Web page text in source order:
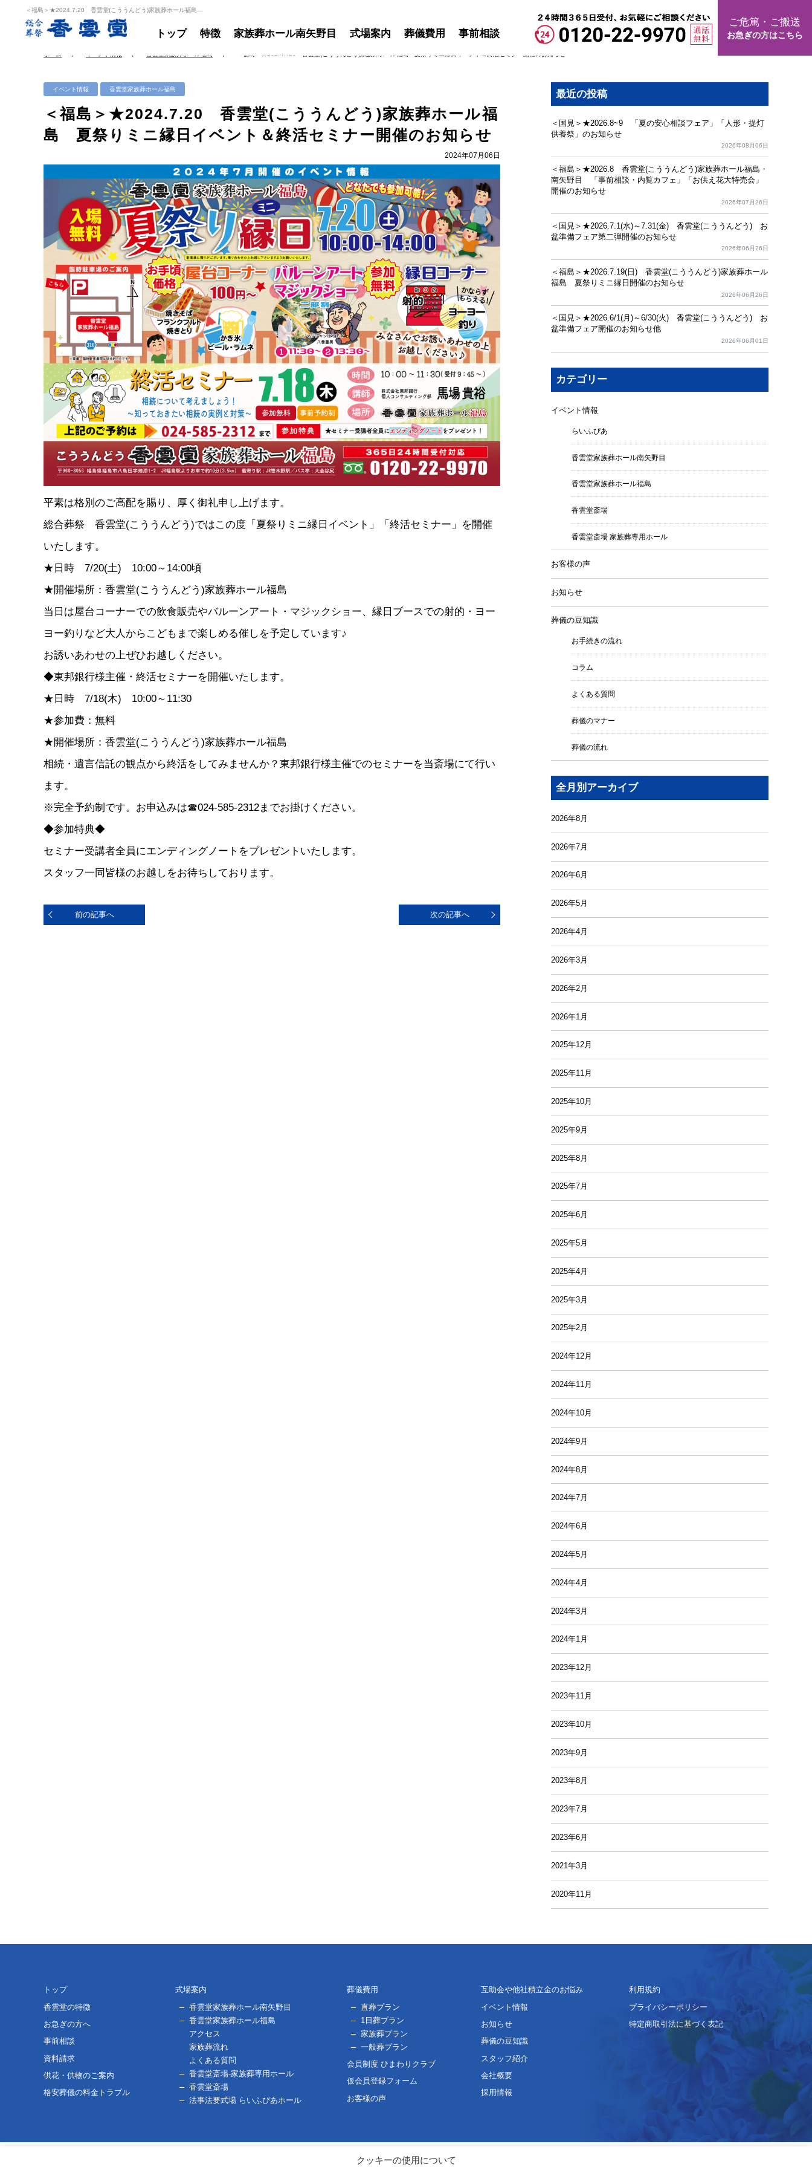
トップ 特徴 家族葬ホール南矢野目 式場案内 葬儀費用 事前相談
ご危篤・ご搬送
お急ぎの方はこちら
イベント情報 香雲堂家族葬ホール福島
＜福島＞★2024.7.20 香雲堂(こううんどう)家族葬ホール福
島 夏祭りミニ縁日イベント＆終活セミナー開催のお知らせ
2024年07月06日
平素は格別のご高配を賜り、厚く御礼申し上げます。
総合葬祭 香雲堂(こううんどう)ではこの度「夏祭りミニ縁日イベント」「終活セミナー」を開催
いたします。
★日時 7/20(土) 10:00～14:00頃
★開催場所：香雲堂(こううんどう)家族葬ホール福島
当日は屋台コーナーでの飲食販売やバルーンアート・マジックショー、縁日ブースでの射的・ヨー
ヨー釣りなど大人からこどもまで楽しめる催しを予定しています♪
お誘いあわせの上ぜひお越しください。
◆東邦銀行様主催・終活セミナーを開催いたします。
★日時 7/18(木) 10:00～11:30
★参加費：無料
★開催場所：香雲堂(こううんどう)家族葬ホール福島
相続・遺言信託の観点から終活をしてみませんか？東邦銀行様主催でのセミナーを当斎場にて行い
ます。
※完全予約制です。お申込みは☎024-585-2312までお掛けください。
◆参加特典◆
セミナー受講者全員にエンディングノートをプレゼントいたします。
スタッフ一同皆様のお越しをお待ちしております。
前の記事へ 次の記事へ
最近の投稿
＜国見＞★2026.8~9 「夏の安心相談フェア」「人形・提灯
供養祭」のお知らせ
2026年08月06日
＜福島＞★2026.8 香雲堂(こううんどう)家族葬ホール福島・
南矢野目 「事前相談・内覧カフェ」「お供え花大特売会」
開催のお知らせ
2026年07月26日
＜国見＞★2026.7.1(水)～7.31(金) 香雲堂(こううんどう) お
盆準備フェア第二弾開催のお知らせ
2026年06月26日
＜福島＞★2026.7.19(日) 香雲堂(こううんどう)家族葬ホール
福島 夏祭りミニ縁日開催のお知らせ
2026年06月26日
＜国見＞★2026.6/1(月)～6/30(火) 香雲堂(こううんどう) お
盆準備フェア開催のお知らせ他
2026年06月01日
カテゴリー
イベント情報
らいふぴあ
香雲堂家族葬ホール南矢野目
香雲堂家族葬ホール福島
香雲堂斎場
香雲堂斎場 家族葬専用ホール
お客様の声
お知らせ
葬儀の豆知識
お手続きの流れ
コラム
よくある質問
葬儀のマナー
葬儀の流れ
全月別アーカイブ
2026年8月
2026年7月
2026年6月
2026年5月
2026年4月
2026年3月
2026年2月
2026年1月
2025年12月
2025年11月
2025年10月
2025年9月
2025年8月
2025年7月
2025年6月
2025年5月
2025年4月
2025年3月
2025年2月
2024年12月
2024年11月
2024年10月
2024年9月
2024年8月
2024年7月
2024年6月
2024年5月
2024年4月
2024年3月
2024年1月
2023年12月
2023年11月
2023年10月
2023年9月
2023年8月
2023年7月
2023年6月
2021年3月
2020年11月
トップ
香雲堂の特徴
お急ぎの方へ
事前相談
資料請求
供花・供物のご案内
格安葬儀の料金トラブル
式場案内
香雲堂家族葬ホール南矢野目
香雲堂家族葬ホール福島
アクセス
家族葬流れ
よくある質問
香雲堂斎場-家族葬専用ホール
香雲堂斎場
法事法要式場 らいふぴあホール
葬儀費用
直葬プラン
1日葬プラン
家族葬プラン
一般葬プラン
会員制度 ひまわりクラブ
仮会員登録フォーム
お客様の声
互助会や他社積立金のお悩み
イベント情報
お知らせ
葬儀の豆知識
スタッフ紹介
会社概要
採用情報
利用規約
プライバシーポリシー
特定商取引法に基づく表記
Copyright © 香雲堂. All Rights Reserved.
クッキーの使用について